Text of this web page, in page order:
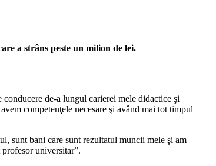
a strâns peste un milion de lei.
de-a lungul carierei mele didactice şi
competenţele necesare şi având mai tot timpul
sunt bani care sunt rezultatul muncii mele şi am
universitar”.